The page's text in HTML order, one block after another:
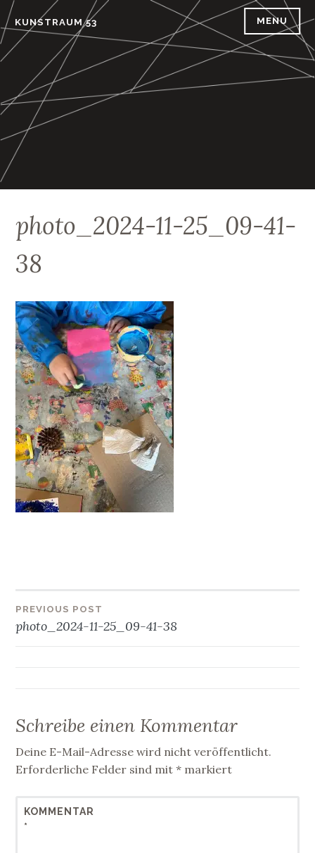
Skip
to
content
KUNSTRAUM 53 MENU
photo_2024-11-25_09-41-
38
Beitragsnavigation
PREVIOUS POST
photo_2024-11-25_09-41-38
Schreibe einen Kommentar
Deine E-Mail-Adresse wird nicht veröffentlicht.
Erforderliche Felder sind mit* markiert
KOMMENTAR
*